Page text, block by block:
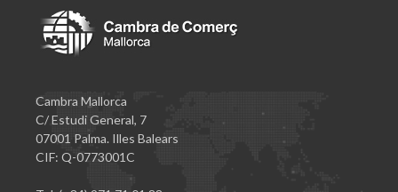
Cambra Mallorca
C/ Estudi General, 7
07001 Palma. Illes Balears
CIF: Q-0773001C